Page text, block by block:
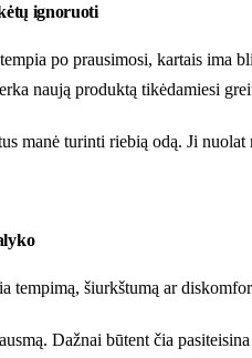
ignoruoti
po prausimosi, kartais ima
naują produktą tikėdamiesi
manė turinti riebią odą. Ji
tempimą, šiurkštumą ar
Dažnai būtent čia